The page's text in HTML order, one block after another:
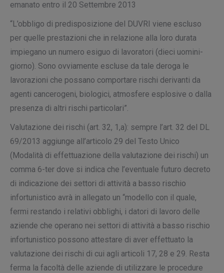
emanato entro il 20 Settembre 2013
“L’obbligo di predisposizione del DUVRI viene escluso
per quelle prestazioni che in relazione alla loro durata
impiegano un numero esiguo di lavoratori (dieci uomini-
giorno). Sono ovviamente escluse da tale deroga le
lavorazioni che possano comportare rischi derivanti da
agenti cancerogeni, biologici, atmosfere esplosive o dalla
presenza di altri rischi particolari”.
Valutazione dei rischi (art. 32, 1,a): sempre l’art. 32 del DL
69/2013 aggiunge all’articolo 29 del Testo Unico
(Modalità di effettuazione della valutazione dei rischi) un
comma 6-ter dove si indica che l’eventuale futuro decreto
di indicazione dei settori di attività a basso rischio
infortunistico avrà in allegato un “modello con il quale,
fermi restando i relativi obblighi, i datori di lavoro delle
aziende che operano nei settori di attività a basso rischio
infortunistico possono attestare di aver effettuato la
valutazione dei rischi di cui agli articoli 17, 28 e 29. Resta
ferma la facoltà delle aziende di utilizzare le procedure